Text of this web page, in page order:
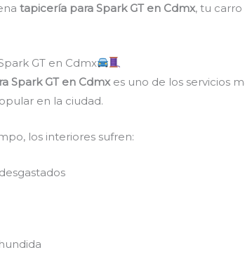
tapicería para Spark GT en Cdmx, tu
GT en Cdmx
Spark GT en Cdmx es uno de los servicios
en la ciudad.
los interiores sufren: